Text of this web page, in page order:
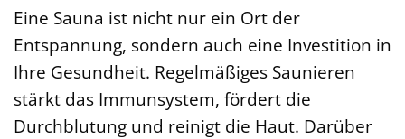
Eine Sauna ist nicht nur ein Ort der
Entspannung, sondern auch eine Investition in
Ihre Gesundheit. Regelmäßiges Saunieren
stärkt das Immunsystem, fördert die
Durchblutung und reinigt die Haut. Darüber